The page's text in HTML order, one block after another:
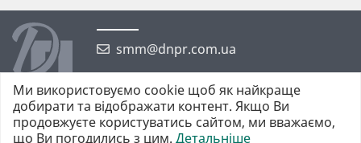
smm@dnpr.com.ua
Ми використовуємо cookie щоб як найкраще
добирати та відображати контент. Якщо Ви
продовжуєте користуватись сайтом, ми вважаємо,
що Ви погодились з цим. Детальніше